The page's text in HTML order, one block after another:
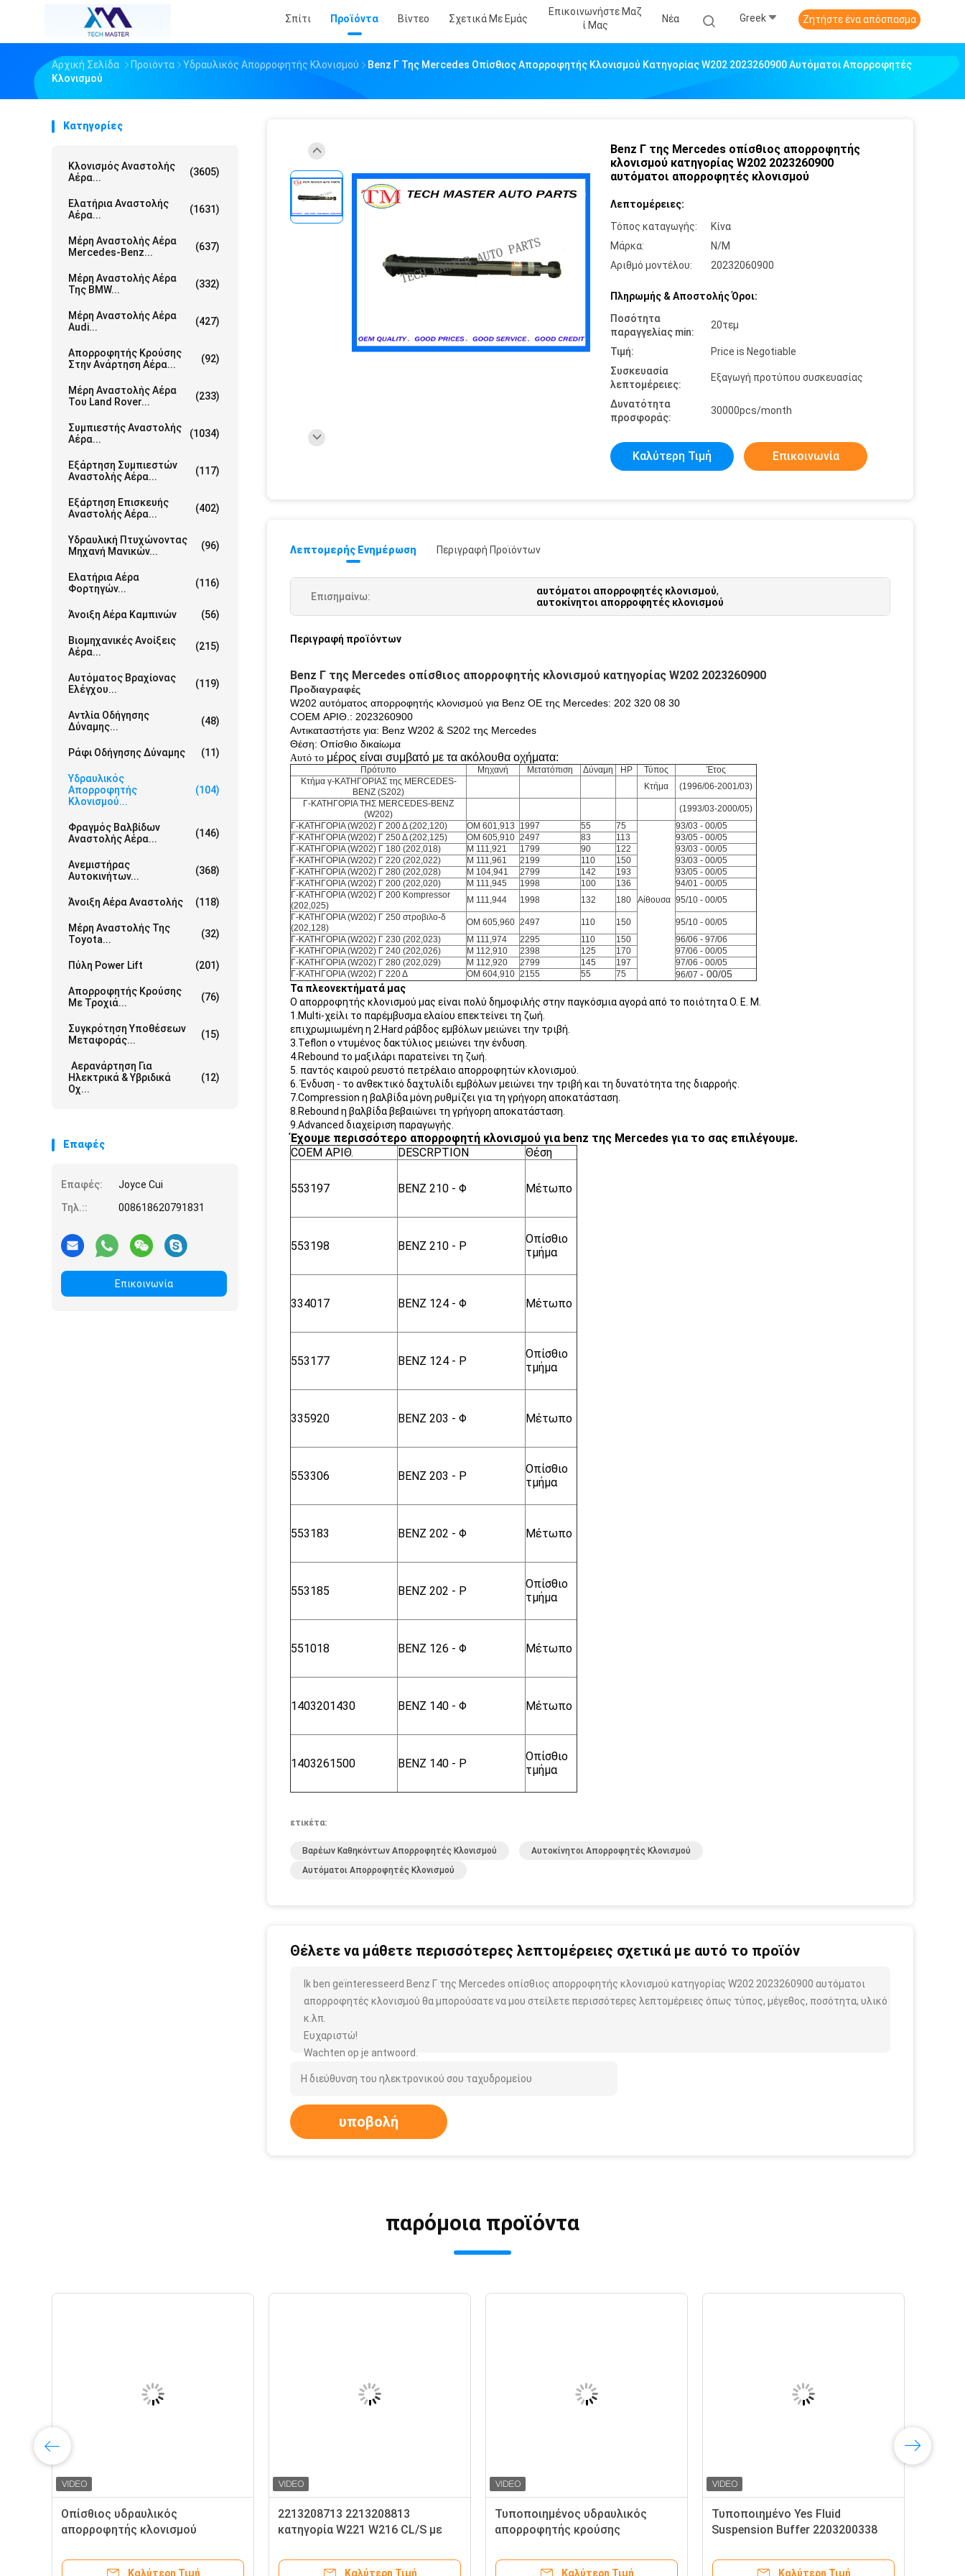
Σπίτι Προϊόντα Βίντεο Σχετικά Με Εμάς
Επικοινωνήστε Μαζ
Ί Μας
Νέα Greek Ζητήστε ένα απόσπασμα
Αρχική Σελίδα Προϊόντα Υδραυλικός Απορροφητής Κλονισμού
Benz Γ Της Mercedes Οπίσθιος Απορροφητής Κλονισμού Κατηγορίας W202 2023260900 Αυτόματοι Απορροφητές
Κλονισμού
Κατηγορίες
Κλονισμός Αναστολής
Αέρα...
(3605)
Ελατήρια Αναστολής
Αέρα...
(1631)
Μέρη Αναστολής Αέρα
Mercedes-Benz...
(637)
Μέρη Αναστολής Αέρα
Της BMW...
(332)
Μέρη Αναστολής Αέρα
Audi...
(427)
Απορροφητής Κρούσης
Στην Ανάρτηση Αέρα...
(92)
Μέρη Αναστολής Αέρα
Του Land Rover...
(233)
Συμπιεστής Αναστολής
Αέρα...
(1034)
Εξάρτηση Συμπιεστών
Αναστολής Αέρα...
(117)
Εξάρτηση Επισκευής
Αναστολής Αέρα...
(402)
Υδραυλική Πτυχώνοντας
Μηχανή Μανικών...
(96)
Ελατήρια Αέρα
Φορτηγών...
(116)
Άνοιξη Αέρα Καμπινών (56)
Βιομηχανικές Ανοίξεις
Αέρα...
(215)
Αυτόματος Βραχίονας
Ελέγχου...
(119)
Αντλία Οδήγησης
Δύναμης...
(48)
Ράφι Οδήγησης Δύναμης (11)
Υδραυλικός
Απορροφητής
Κλονισμού...
(104)
Φραγμός Βαλβίδων
Αναστολής Αέρα...
(146)
Ανεμιστήρας
Αυτοκινήτων...
(368)
Άνοιξη Αέρα Αναστολής (118)
Μέρη Αναστολής Της
Toyota...
(32)
Πύλη Power Lift (201)
Απορροφητής Κρούσης
Με Τροχιά...
(76)
Συγκρότηση Υποθέσεων
Μεταφοράς...
(15)
Αερανάρτηση Για
Ηλεκτρικά & Υβριδικά
Οχ...
(12)
Επαφές
Επαφές:
Joyce Cui
Τηλ.::
008618620791831
Επικοινωνία
Benz Γ της Mercedes οπίσθιος απορροφητής
κλονισμού κατηγορίας W202 2023260900
αυτόματοι απορροφητές κλονισμού
Λεπτομέρειες:
Τόπος καταγωγής:
Κίνα
Μάρκα:
N/M
Αριθμό μοντέλου:
20232060900
Πληρωμής & Αποστολής Όροι:
Ποσότητα
παραγγελίας min:
20τεμ
Τιμή:
Price is Negotiable
Συσκευασία
λεπτομέρειες:
Εξαγωγή προτύπου συσκευασίας
Δυνατότητα
προσφοράς:
30000pcs/month
Καλύτερη Τιμή Επικοινωνία
Λεπτομερής Ενημέρωση Περιγραφή Προϊόντων
Επισημαίνω: αυτόματοι απορροφητές κλονισμού,
αυτοκίνητοι απορροφητές κλονισμού
Περιγραφή προϊόντων
Benz Γ της Mercedes οπίσθιος απορροφητής κλονισμού κατηγορίας W202 2023260900
Προδιαγραφές
W202 αυτόματος απορροφητής κλονισμού για Benz OE της Mercedes: 202 320 08 30
COEM ΑΡΙΘ.: 2023260900
Αντικαταστήστε για: Benz W202 & S202 της Mercedes
Θέση: Οπίσθιο δικαίωμα
Αυτό το μέρος είναι συμβατό με τα ακόλουθα οχήματα:
Πρότυπο Μηχανή Μετατόπιση Δύναμη HP Τύπος
Έτος
Κτήμα γ-ΚΑΤΗΓΟΡΙΑΣ της MERCEDES-
BENZ (S202)
Κτήμα
(1996/06-2001/03)
Γ-ΚΑΤΗΓΟΡΙΑ ΤΗΣ MERCEDES-BENZ
(W202)
(1993/03-2000/05)
Γ-ΚΑΤΗΓΟΡΙΑ (W202) Γ 200 Δ (202,120)
OM 601,913 1997 55 75
Αίθουσα
93/03 - 00/05
Γ-ΚΑΤΗΓΟΡΙΑ (W202) Γ 250 Δ (202,125)
OM 605,910 2497 83 113 93/05 - 00/05
Γ-ΚΑΤΗΓΟΡΙΑ (W202) Γ 180 (202,018)
Μ 111,921 1799 90 122 93/03 - 00/05
Γ-ΚΑΤΗΓΟΡΙΑ (W202) Γ 220 (202,022)
Μ 111,961 2199 110 150 93/03 - 00/05
Γ-ΚΑΤΗΓΟΡΙΑ (W202) Γ 280 (202,028)
Μ 104,941 2799 142 193 93/05 - 00/05
Γ-ΚΑΤΗΓΟΡΙΑ (W202) Γ 200 (202,020)
Μ 111,945 1998 100 136 94/01 - 00/05
Γ-ΚΑΤΗΓΟΡΙΑ (W202) Γ 200 Kompressor
(202,025)
Μ 111,944 1998 132 180 95/10 - 00/05
Γ-ΚΑΤΗΓΟΡΙΑ (W202) Γ 250 στροβιλο-δ
(202,128)
OM 605,960 2497 110 150 95/10 - 00/05
Γ-ΚΑΤΗΓΟΡΙΑ (W202) Γ 230 (202,023)
Μ 111,974 2295 110 150 96/06 - 97/06
Γ-ΚΑΤΗΓΟΡΙΑ (W202) Γ 240 (202,026)
Μ 112,910 2398 125 170 97/06 - 00/05
Γ-ΚΑΤΗΓΟΡΙΑ (W202) Γ 280 (202,029)
Μ 112,920 2799 145 197 97/06 - 00/05
Γ-ΚΑΤΗΓΟΡΙΑ (W202) Γ 220 Δ
OM 604,910 2155 55 75 96/07 - 00/05
Τα πλεονεκτήματά μας
Ο απορροφητής κλονισμού μας είναι πολύ δημοφιλής στην παγκόσμια αγορά από το ποιότητα Ο. Ε. Μ.
1.Multi-χείλι το παρέμβυσμα ελαίου επεκτείνει τη ζωή.
επιχρωμιωμένη η 2.Hard ράβδος εμβόλων μειώνει την τριβή.
3.Teflon ο ντυμένος δακτύλιος μειώνει την ένδυση.
4.Rebound το μαξιλάρι παρατείνει τη ζωή.
5. παντός καιρού ρευστό πετρέλαιο απορροφητών κλονισμού.
6. Ένδυση - το ανθεκτικό δαχτυλίδι εμβόλων μειώνει την τριβή και τη δυνατότητα της διαρροής.
7.Compression η βαλβίδα μόνη ρυθμίζει για τη γρήγορη αποκατάσταση.
8.Rebound η βαλβίδα βεβαιώνει τη γρήγορη αποκατάσταση.
9.Advanced διαχείριση παραγωγής.
Έχουμε περισσότερο απορροφητή κλονισμού για benz της Mercedes για το σας επιλέγουμε.
COEM ΑΡΙΘ.
DESCRPTION Θέση
553197 BENZ 210 - Φ Μέτωπο
553198 BENZ 210 - Ρ
Οπίσθιο
τμήμα
334017 BENZ 124 - Φ Μέτωπο
553177 BENZ 124 - Ρ
Οπίσθιο
τμήμα
335920 BENZ 203 - Φ Μέτωπο
553306 BENZ 203 - Ρ
Οπίσθιο
τμήμα
553183 BENZ 202 - Φ Μέτωπο
553185 BENZ 202 - Ρ
Οπίσθιο
τμήμα
551018 BENZ 126 - Φ Μέτωπο
1403201430 BENZ 140 - Φ Μέτωπο
1403261500 BENZ 140 - Ρ
Οπίσθιο
τμήμα
ετικέτα:
Βαρέων Καθηκόντων Απορροφητές Κλονισμού
Αυτοκίνητοι Απορροφητές Κλονισμού
Αυτόματοι Απορροφητές Κλονισμού
Θέλετε να μάθετε περισσότερες λεπτομέρειες σχετικά με αυτό το προϊόν
Ik ben geïnteresseerd Benz Γ της Mercedes οπίσθιος απορροφητής κλονισμού κατηγορίας W202 2023260900 αυτόματοι
απορροφητές κλονισμού θα μπορούσατε να μου στείλετε περισσότερες λεπτομέρειες όπως τύπος, μέγεθος, ποσότητα, υλικό
κ.λπ.
Ευχαριστώ!
Wachten op je antwoord.
υποβολή
παρόμοια προϊόντα
Οπίσθιος υδραυλικός
απορροφητής κλονισμού
2213209013 με την ενεργό δοκό
Καλύτερη Τιμή
2213208713 2213208813
κατηγορία W221 W216 CL/S με
απορροφητή κλονισμού ελέγχου
Καλύτερη Τιμή
Τυποποιημένος υδραυλικός
απορροφητής κρούσης
2203201813 2203209213 Για
Καλύτερη Τιμή
Τυποποιημένο Yes Fluid
Suspension Buffer 2203200338
του σώματος μπροστά για την
Καλύτερη Τιμή